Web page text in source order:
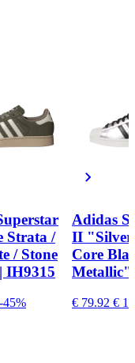
Strata /
/ Stone
-45%
Adidas
II "Silver
Core
Metallic"
€ 79.92 €